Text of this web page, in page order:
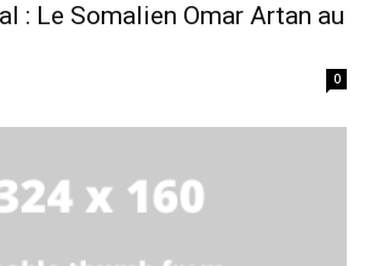
: Le Somalien Omar Artan au
0